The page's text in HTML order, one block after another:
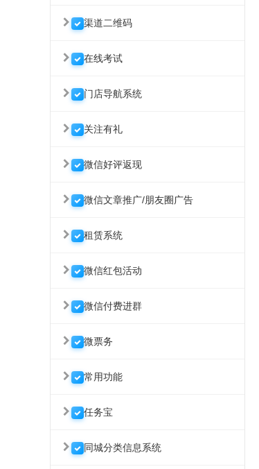
渠道二维码
在线考试
门店导航系统
关注有礼
微信好评返现
微信文章推广/朋友圈广告
租赁系统
微信红包活动
微信付费进群
微票务
常用功能
任务宝
同城分类信息系统